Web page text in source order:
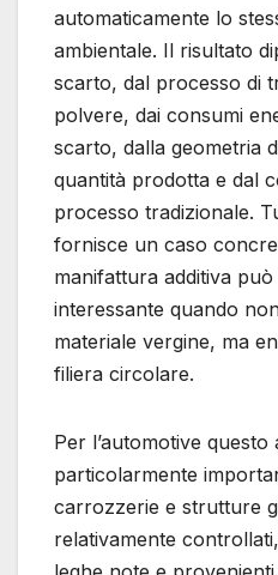
automaticamente lo
ambientale. Il risultato
scarto, dal processo di
polvere, dai consumi
scarto, dalla geometria
quantità prodotta e dal
processo tradizionale.
fornisce un caso
manifattura additiva
interessante quando
materiale vergine, ma
filiera circolare.
Per l’automotive questo
particolarmente
carrozzerie e strutture
relativamente